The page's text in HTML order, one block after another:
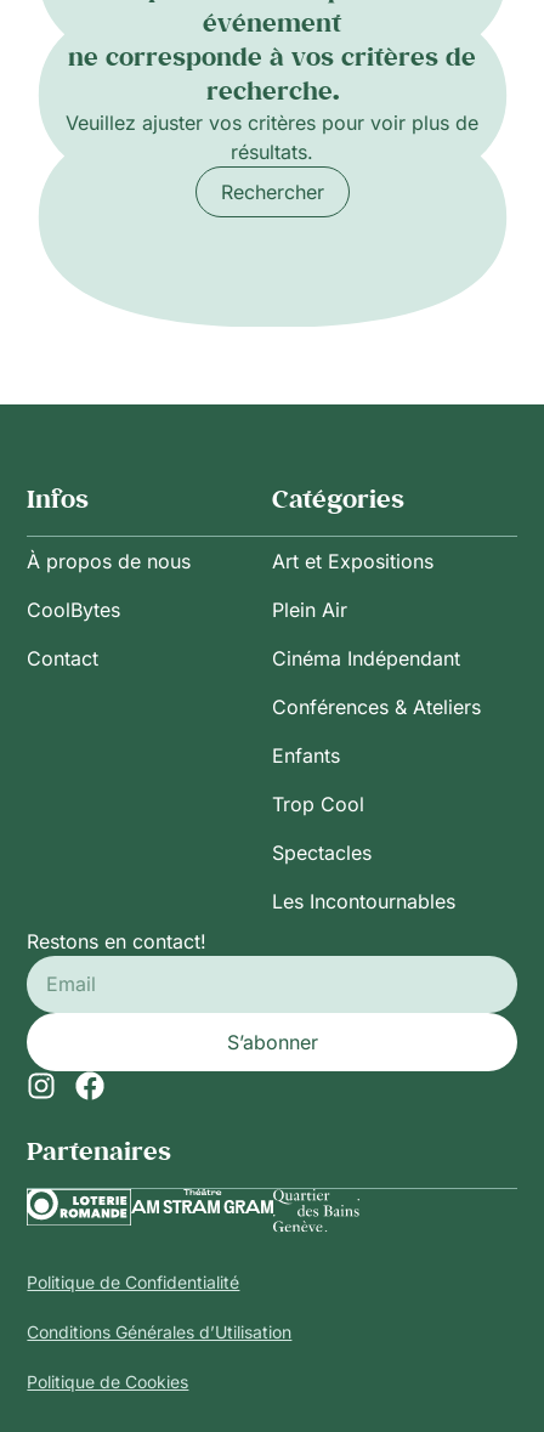
événement
ne corresponde à vos critères de
recherche.
Veuillez ajuster vos critères pour voir plus de
résultats.
Rechercher
Infos
À propos de nous
CoolBytes
Contact
Catégories
Art et Expositions
Plein Air
Cinéma Indépendant
Conférences & Ateliers
Enfants
Trop Cool
Spectacles
Les Incontournables
Restons en contact!
S’abonner
Partenaires​
Politique de Confidentialité
Conditions Générales d’Utilisation
Politique de Cookies